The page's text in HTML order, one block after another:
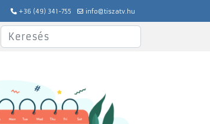
+36 (49) 341-755 info@tiszatv.hu
Keresés